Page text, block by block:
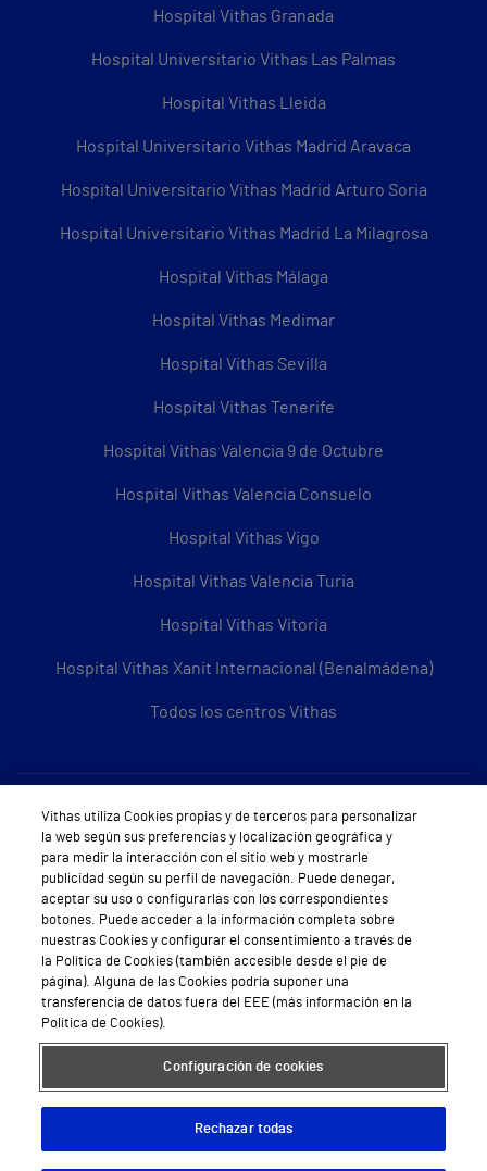
Hospital Vithas Granada
Hospital Universitario Vithas Las Palmas
Hospital Vithas Lleida
Hospital Universitario Vithas Madrid Aravaca
Hospital Universitario Vithas Madrid Arturo Soria
Hospital Universitario Vithas Madrid La Milagrosa
Hospital Vithas Málaga
Hospital Vithas Medimar
Hospital Vithas Sevilla
Hospital Vithas Tenerife
Hospital Vithas Valencia 9 de Octubre
Hospital Vithas Valencia Consuelo
Hospital Vithas Vigo
Hospital Vithas Valencia Turia
Hospital Vithas Vitoria
Hospital Vithas Xanit Internacional (Benalmádena)
Todos los centros Vithas
Sobre Vithas
Quiénes somos
Trabajar en Vithas
Teléfono Cita Médica
Teléfono Atención al Cliente
Política de seguridad y salud en el trabajo
Conoce a Supervita
Aviso Legal Política de cookies Política de privacidad Mapa web Protección de datos
Vithas utiliza Cookies propias y de terceros para personalizar
la web según sus preferencias y localización geográfica y
para medir la interacción con el sitio web y mostrarle
publicidad según su perfil de navegación. Puede denegar,
aceptar su uso o configurarlas con los correspondientes
botones. Puede acceder a la información completa sobre
nuestras Cookies y configurar el consentimiento a través de
la Política de Cookies (también accesible desde el pie de
página). Alguna de las Cookies podría suponer una
transferencia de datos fuera del EEE (más información en la
Política de Cookies).
Configuración de cookies
Rechazar todas